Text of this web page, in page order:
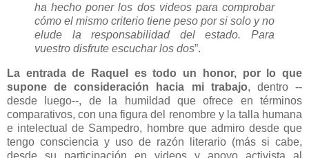
ha hecho poner los dos videos para comprobar
cómo el mismo criterio tiene peso por si solo y no
elude la responsabilidad del estado. Para
vuestro disfrute escuchar los dos”.
La entrada de Raquel es todo un honor, por lo que
supone de consideración hacia mi trabajo, dentro --
desde luego--, de la humildad que ofrece en términos
comparativos, con una figura del renombre y la talla humana
e intelectual de Sampedro, hombre que admiro desde que
tengo consciencia y uso de razón literario (más si cabe,
desde su participación en videos y apoyo activista al